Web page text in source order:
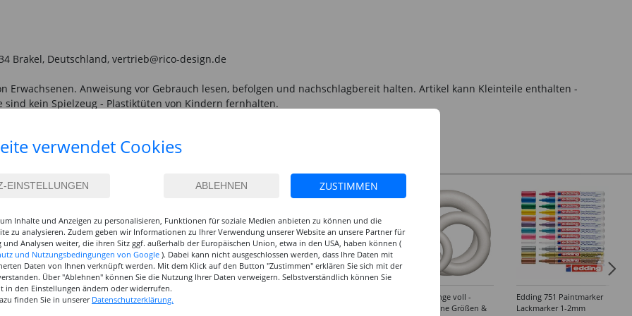
Brakel, Deutschland, vertrieb@rico-design.de
Anweisung vor Gebrauch lesen, befolgen und nachschlagbereit halten. Artikel kann Kleinteile enthalten -
kein Spielzeug - Plastiktüten von Kindern fernhalten.
KAUFTEN AUCH
Styropor- Platten,
50x30x2 cm -
Marabu Artist Acryl, Tube
75 ml, Olivgrün dunkel
Styroporringe voll -
Verschiedene Größen &
Edding 751 Paintmarker
Lackmarker 1-2mm
verwendet Cookies
ZUSTIMMEN
Inhalte und Anzeigen zu personalisieren, Funktionen für soziale Medien anbieten zu können und die
zu analysieren. Zudem geben wir Informationen zu Ihrer Verwendung unserer Website an unsere Partner für
und Analysen weiter, die ihren Sitz ggf. außerhalb der Europäischen Union, etwa in den USA, haben können (
und Nutzungsbedingungen von Google ). Dabei kann nicht ausgeschlossen werden, dass Ihre Daten mit
Daten von Ihnen verknüpft werden. Mit dem Klick auf den Button "Zustimmen" erklären Sie sich mit der
Über "Ablehnen" können Sie die Nutzung Ihrer Daten verweigern. Selbstverständlich können Sie
in den Einstellungen ändern oder widerrufen.
finden Sie in unserer Datenschutzerklärung.